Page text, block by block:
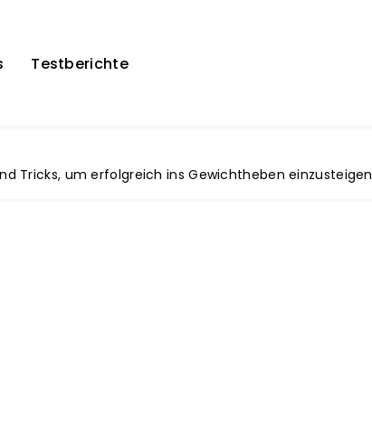
Testberichte
Tricks, um erfolgreich ins Gewichtheben einzusteigen